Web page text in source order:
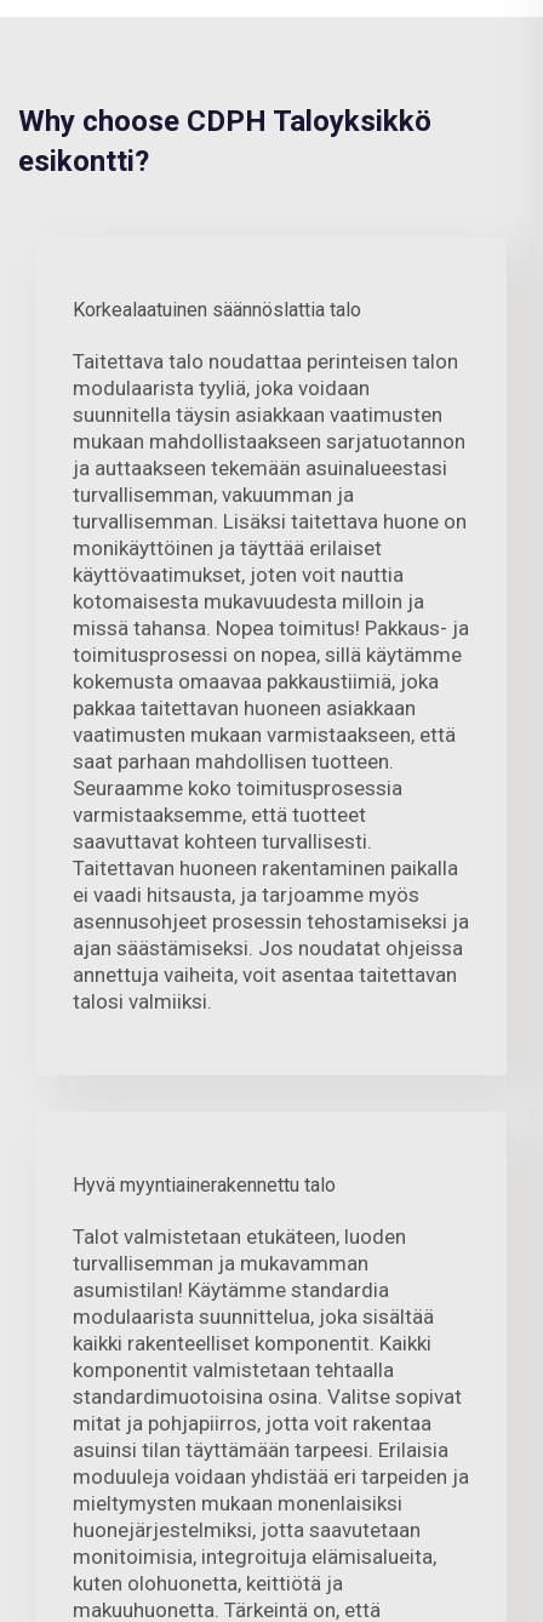
Why choose CDPH Taloyksikkö
esikontti?
Korkealaatuinen säännöslattia talo
Taitettava talo noudattaa perinteisen talon
modulaarista tyyliä, joka voidaan
suunnitella täysin asiakkaan vaatimusten
mukaan mahdollistaakseen sarjatuotannon
ja auttaakseen tekemään asuinalueestasi
turvallisemman, vakuumman ja
turvallisemman. Lisäksi taitettava huone on
monikäyttöinen ja täyttää erilaiset
käyttövaatimukset, joten voit nauttia
kotomaisesta mukavuudesta milloin ja
missä tahansa. Nopea toimitus! Pakkaus- ja
toimitusprosessi on nopea, sillä käytämme
kokemusta omaavaa pakkaustiimiä, joka
pakkaa taitettavan huoneen asiakkaan
vaatimusten mukaan varmistaakseen, että
saat parhaan mahdollisen tuotteen.
Seuraamme koko toimitusprosessia
varmistaaksemme, että tuotteet
saavuttavat kohteen turvallisesti.
Taitettavan huoneen rakentaminen paikalla
ei vaadi hitsausta, ja tarjoamme myös
asennusohjeet prosessin tehostamiseksi ja
ajan säästämiseksi. Jos noudatat ohjeissa
annettuja vaiheita, voit asentaa taitettavan
talosi valmiiksi.
Hyvä myyntiainerakennettu talo
Talot valmistetaan etukäteen, luoden
turvallisemman ja mukavamman
asumistilan! Käytämme standardia
modulaarista suunnittelua, joka sisältää
kaikki rakenteelliset komponentit. Kaikki
komponentit valmistetaan tehtaalla
standardimuotoisina osina. Valitse sopivat
mitat ja pohjapiirros, jotta voit rakentaa
asuinsi tilan täyttämään tarpeesi. Erilaisia
moduuleja voidaan yhdistää eri tarpeiden ja
mieltymysten mukaan monenlaisiksi
huonejärjestelmiksi, jotta saavutetaan
monitoimisia, integroituja elämisalueita,
kuten olohuonetta, keittiötä ja
makuuhuonetta. Tärkeintä on, että